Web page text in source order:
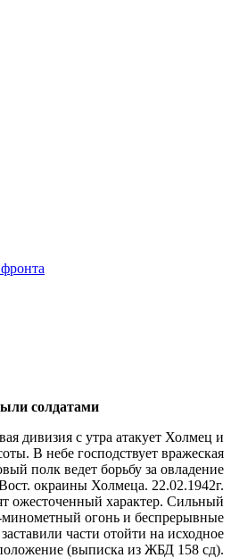
солдатами
дивизия с утра атакует Холмец и
В небе господствует вражеская
полк ведет борьбу за овладение
окраины Холмеца. 22.02.1942г.
ожесточенный характер. Сильный
минометный огонь и беспрерывные
части отойти на исходное
(выписка из ЖБД 158 сд).